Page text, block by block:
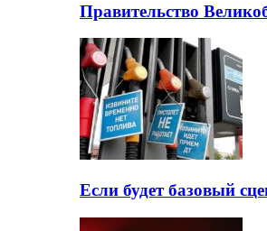
Правительство
Если будет базовый